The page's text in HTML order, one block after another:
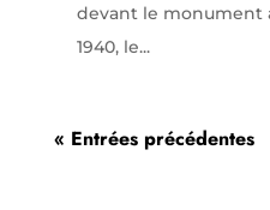
devant le monument
1940, le...
« Entrées précédentes